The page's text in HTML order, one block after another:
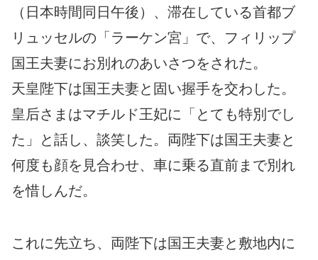
（日本時間同日午後）、滞在している首都ブ
リュッセルの「ラーケン宮」で、フィリップ
国王夫妻にお別れのあいさつをされた。
天皇陛下は国王夫妻と固い握手を交わした。
皇后さまはマチルド王妃に「とても特別でし
た」と話し、談笑した。両陛下は国王夫妻と
何度も顔を見合わせ、車に乗る直前まで別れ
を惜しんだ。
これに先立ち、両陛下は国王夫妻と敷地内に